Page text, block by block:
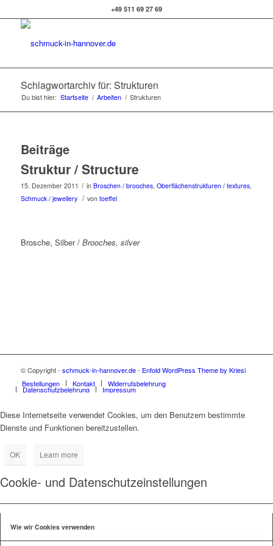
+49 511 69 27 69
Schlagwortarchiv für: Strukturen
Du bist hier: Startseite / Arbeiten / Strukturen
Beiträge
Struktur / Structure
15. Dezember 2011 / in Broschen / brooches, Oberflächenstrukturen / textures,
Schmuck / jewellery / von toeffel
Brosche, Silber / Brooches, silver
© Copyright - schmuck-in-hannover.de- Enfold WordPress Theme by Kriesi
Bestellungen
Kontakt Widerrufsbelehrung
Datenschutzbelehrung Impressum
Diese Internetseite verwendet Cookies, um den Benutzern bestimmte
Dienste und Funktionen bereitzustellen.
OK Learn more
Cookie- und Datenschutzeinstellungen
Wie wir Cookies verwenden